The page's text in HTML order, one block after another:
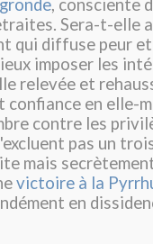
, consciente
Sera-t-elle
qui diffuse peur
imposer les
relevée et
en elle-
contre les
pas un
mais
victoire à la
en